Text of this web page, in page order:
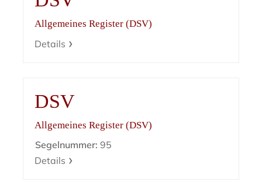
Allgemeines Register (DSV)
Details
DSV
Allgemeines Register (DSV)
Segelnummer: 95
Details